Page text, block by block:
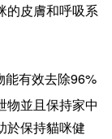
的皮膚和呼吸系
能有效去除96%
物並且保持家中
於保持貓咪健